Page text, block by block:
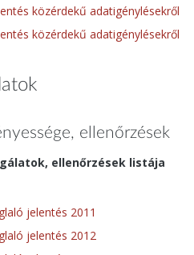
közérdekű adatigénylésekről
közérdekű adatigénylésekről
ellenőrzések
ellenőrzések listája
jelentés 2011
jelentés 2012